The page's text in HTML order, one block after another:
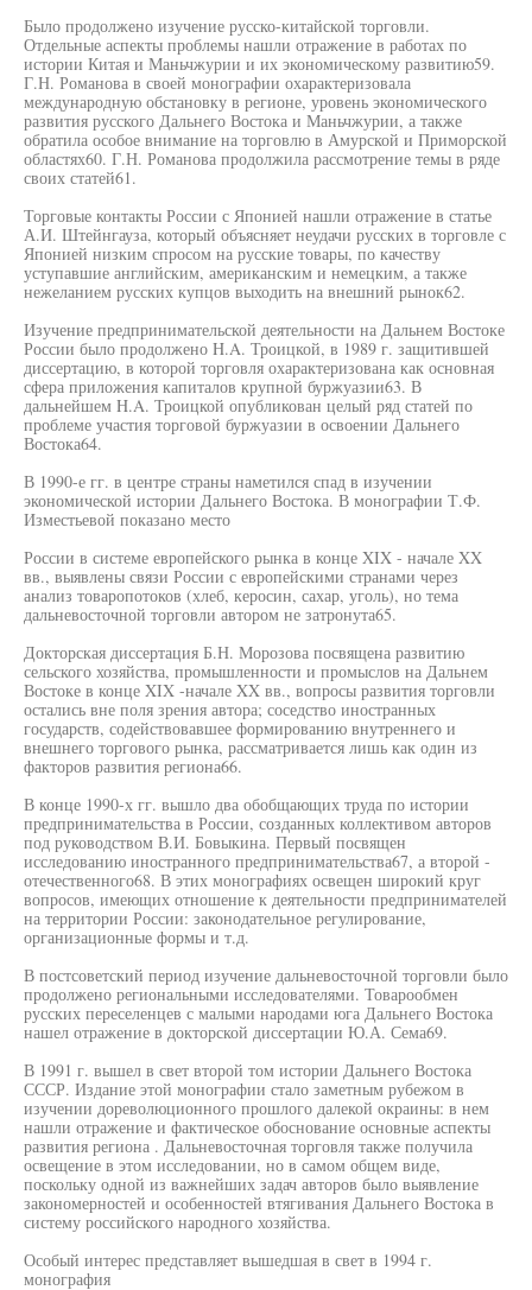
Было продолжено изучение русско-китайской торговли.
Отдельные аспекты проблемы нашли отражение в работах по
истории Китая и Маньчжурии и их экономическому развитию59.
Г.Н. Романова в своей монографии охарактеризовала
международную обстановку в регионе, уровень экономического
развития русского Дальнего Востока и Маньчжурии, а также
обратила особое внимание на торговлю в Амурской и Приморской
областях60. Г.Н. Романова продолжила рассмотрение темы в ряде
своих статей61.
Торговые контакты России с Японией нашли отражение в статье
А.И. Штейнгауза, который объясняет неудачи русских в торговле с
Японией низким спросом на русские товары, по качеству
уступавшие английским, американским и немецким, а также
нежеланием русских купцов выходить на внешний рынок62.
Изучение предпринимательской деятельности на Дальнем Востоке
России было продолжено H.A. Троицкой, в 1989 г. защитившей
диссертацию, в которой торговля охарактеризована как основная
сфера приложения капиталов крупной буржуазии63. В
дальнейшем H.A. Троицкой опубликован целый ряд статей по
проблеме участия торговой буржуазии в освоении Дальнего
Востока64.
В 1990-е гг. в центре страны наметился спад в изучении
экономической истории Дальнего Востока. В монографии Т.Ф.
Изместьевой показано место
России в системе европейского рынка в конце XIX - начале XX
вв., выявлены связи России с европейскими странами через
анализ товаропотоков (хлеб, керосин, сахар, уголь), но тема
дальневосточной торговли автором не затронута65.
Докторская диссертация Б.Н. Морозова посвящена развитию
сельского хозяйства, промышленности и промыслов на Дальнем
Востоке в конце XIX -начале XX вв., вопросы развития торговли
остались вне поля зрения автора; соседство иностранных
государств, содействовавшее формированию внутреннего и
внешнего торгового рынка, рассматривается лишь как один из
факторов развития региона66.
В конце 1990-х гг. вышло два обобщающих труда по истории
предпринимательства в России, созданных коллективом авторов
под руководством В.И. Бовыкина. Первый посвящен
исследованию иностранного предпринимательства67, а второй -
отечественного68. В этих монографиях освещен широкий круг
вопросов, имеющих отношение к деятельности предпринимателей
на территории России: законодательное регулирование,
организационные формы и т.д.
В постсоветский период изучение дальневосточной торговли было
продолжено региональными исследователями. Товарообмен
русских переселенцев с малыми народами юга Дальнего Востока
нашел отражение в докторской диссертации Ю.А. Сема69.
В 1991 г. вышел в свет второй том истории Дальнего Востока
СССР. Издание этой монографии стало заметным рубежом в
изучении дореволюционного прошлого далекой окраины: в нем
нашли отражение и фактическое обоснование основные аспекты
развития региона . Дальневосточная торговля также получила
освещение в этом исследовании, но в самом общем виде,
поскольку одной из важнейших задач авторов было выявление
закономерностей и особенностей втягивания Дальнего Востока в
систему российского народного хозяйства.
Особый интерес представляет вышедшая в свет в 1994 г.
монография